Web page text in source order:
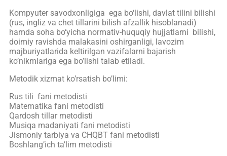
Kompyuter savodxonligiga ega bo‘lishi, davlat tilini bilishi
(rus, ingliz va chet tillarini bilish afzallik hisoblanadi)
hamda soha bo‘yicha normativ-huquqiy hujjatlarni bilishi,
doimiy ravishda malakasini oshirganligi, lavozim
majburiyatlarida keltirilgan vazifalarni bajarish
ko’nikmlariga ega bo’lishi talab etiladi.
Metodik xizmat ko’rsatish bo’limi:
Rus tili fani metodisti
Matematika fani metodisti
Qardosh tillar metodisti
Musiqa madaniyati fani metodisti
Jismoniy tarbiya va CHQBT fani metodisti
Boshlang’ich ta’lim metodisti